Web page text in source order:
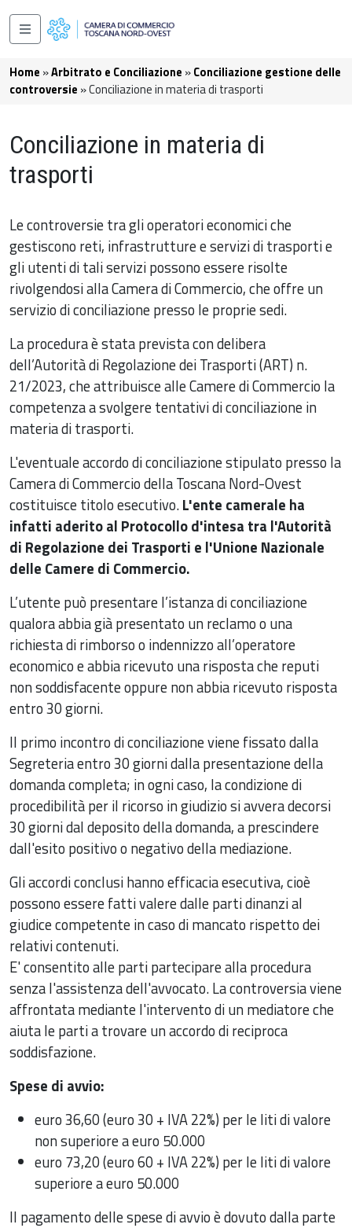
Salta al contenuto principale
Navigazione principale
Briciole di pane
Home Arbitrato e Conciliazione
Conciliazione gestione delle
controversie
Conciliazione in materia di trasporti
Conciliazione in materia di
trasporti
Le controversie tra gli operatori economici che
gestiscono reti, infrastrutture e servizi di trasporti e
gli utenti di tali servizi possono essere risolte
rivolgendosi alla Camera di Commercio, che offre un
servizio di conciliazione presso le proprie sedi.
La procedura è stata prevista con delibera
dell’Autorità di Regolazione dei Trasporti (ART) n.
21/2023, che attribuisce alle Camere di Commercio la
competenza a svolgere tentativi di conciliazione in
materia di trasporti.
L'eventuale accordo di conciliazione stipulato presso la
Camera di Commercio della Toscana Nord-Ovest
costituisce titolo esecutivo.L'ente camerale ha
infatti aderito al Protocollo d'intesa tra l'Autorità
di Regolazione dei Trasporti e l'Unione Nazionale
delle Camere di Commercio.
L’utente può presentare l’istanza di conciliazione
qualora abbia già presentato un reclamo o una
richiesta di rimborso o indennizzo all’operatore
economico e abbia ricevuto una risposta che reputi
non soddisfacente oppure non abbia ricevuto risposta
entro 30 giorni.
Il primo incontro di conciliazione viene fissato dalla
Segreteria entro 30 giorni dalla presentazione della
domanda completa; in ogni caso, la condizione di
procedibilità per il ricorso in giudizio si avvera decorsi
30 giorni dal deposito della domanda, a prescindere
dall'esito positivo o negativo della mediazione.
Gli accordi conclusi hanno efficacia esecutiva, cioè
possono essere fatti valere dalle parti dinanzi al
giudice competente in caso di mancato rispetto dei
relativi contenuti.
E' consentito alle parti partecipare alla procedura
senza l'assistenza dell'avvocato. La controversia viene
affrontata mediante l'intervento di un mediatore che
aiuta le parti a trovare un accordo di reciproca
soddisfazione.
Spese di avvio:
euro 36,60 (euro 30 + IVA 22%) per le liti di valore
non superiore a euro 50.000
euro 73,20 (euro 60 + IVA 22%) per le liti di valore
superiore a euro 50.000
Il pagamento delle spese di avvio è dovuto dalla parte